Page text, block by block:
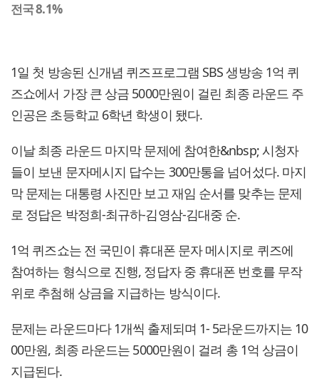
전국 8.1%
1일 첫 방송된 신개념 퀴즈프로그램 SBS 생방송 1억 퀴
즈쇼에서 가장 큰 상금 5000만원이 걸린 최종 라운드 주
인공은 초등학교 6학년 학생이 됐다.
이날 최종 라운드 마지막 문제에 참여한&nbsp; 시청자
들이 보낸 문자메시지 답수는 300만통을 넘어섰다. 마지
막 문제는 대통령 사진만 보고 재임 순서를 맞추는 문제
로 정답은 박정희-최규하-김영삼-김대중 순.
1억 퀴즈쇼는 전 국민이 휴대폰 문자 메시지로 퀴즈에
참여하는 형식으로 진행, 정답자 중 휴대폰 번호를 무작
위로 추첨해 상금을 지급하는 방식이다.
문제는 라운드마다 1개씩 출제되며 1- 5라운드까지는 10
00만원, 최종 라운드는 5000만원이 걸려 총 1억 상금이
지급된다.